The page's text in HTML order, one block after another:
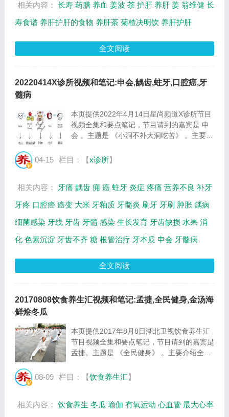
相关内容： 长寿 药膳 养血 姜波 茶 护肝 养肝 姜 翁维健 长
寿食谱 养肝护肝的食物 养肝茶 菊楂决明饮 养肝护肝
全文阅读
20220414X诊所视频和笔记:申会,龋齿,蛀牙,口腔癌,牙
髓病
本页提供2022年4月14日星尚频道X诊所节目
视频全集和要点笔记，节目请到的嘉宾是 申
会 。主题是 《小洞不补大洞吃苦》 。主要介
防蛀牙小贴士等相关内容，百年养生网提供视
04-15 栏目：【x诊所】
相关内容： 牙痛 龋齿 痈 癌 蛀牙 炎症 疼痛 营养不良 补牙
牙疼 口腔癌 癌变 大米 牙釉质 牙髓炎 刷牙 牙刷 肿胀 龋病
细菌感染 牙线 牙齿 牙髓 感染 生长发育 牙齿缺损 水果 消
化 色素沉淀 牙齿不齐 糖 根管治疗 牙本质 申会 牙髓病
全文阅读
20170808饮食养生汇视频和笔记:孟捷,全民健身,金汤海
鲜烩冬瓜
本页提供2017年8月8日湖北卫视饮食养生汇
节目视频全集和要点笔记，节目请到的嘉宾是
孟捷。主题是 《全民健身》 。主要介绍全民
容，百年养生网提供视频全集的在线观看和主
08-09 栏目：【饮食养生汇】
相关内容： 饮食养生 冬瓜 瑜伽 有氧运动 心血管 最大心率